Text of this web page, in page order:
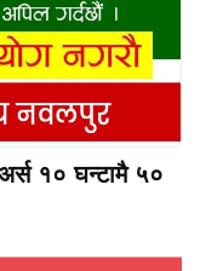
१० घन्टामै ५०